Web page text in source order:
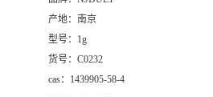
产地： 南京
型号： 1g
货号： C0232
cas： 1439905-58-4